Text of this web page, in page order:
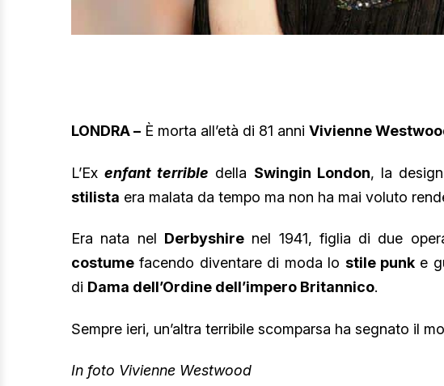
LONDRA – È morta all’età di 81 anni Vivienne
L’Exenfant terrible della Swingin London, la
stilista era malata da tempo ma non ha mai voluto
Era nata nel Derbyshirenel 1941, figlia di due
costume facendo diventare di moda lo stile punk e
di Dama dell’Ordine dell’impero Britannico.
Sempre ieri, un’altra terribile scomparsa ha segnato il
In foto Vivienne Westwood